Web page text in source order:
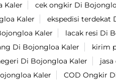
Kaler cek ongkir Di
Kaler
ekspedisi terdekat
Kaler
lacak resi Di
Di Bojongloa Kaler
kirim
Di Bojongloa Kaler
Kaler
COD Ongkir